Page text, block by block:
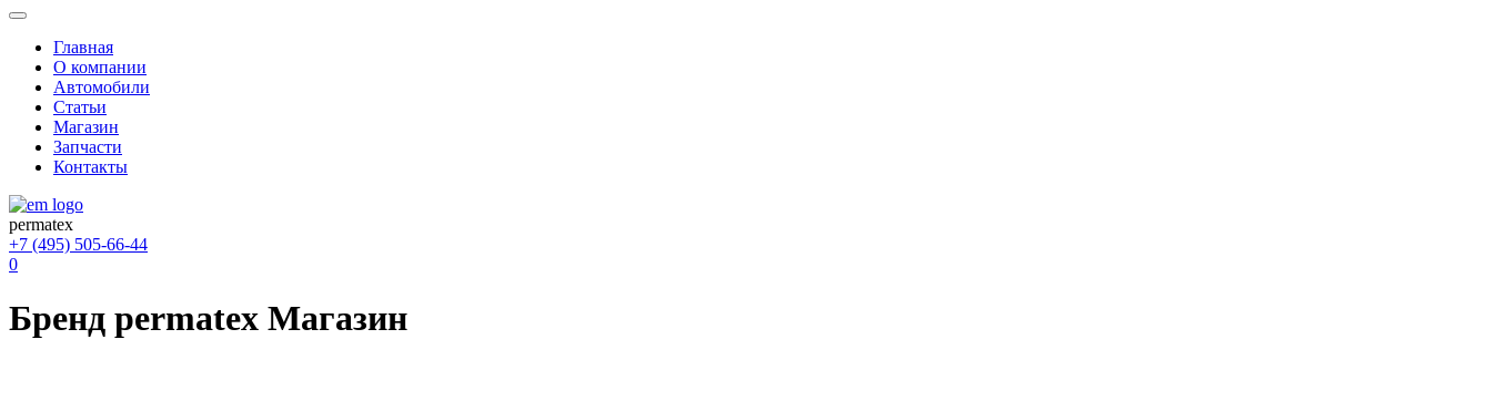
Главная
О компании
Автомобили
Статьи
Магазин
Запчасти
Контакты
permatex
+7 (495) 505-66-44
0
Бренд permatex Магазин